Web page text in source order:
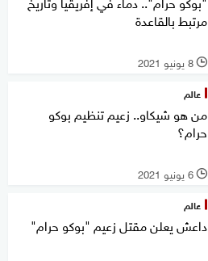
مرتبط بالقاعدة
l 8 يونيو 2021
عالم
من هو شيكاو.. زعيم تنظيم بوكو
حرام؟
l 6 يونيو 2021
عالم
داعش يعلن مقتل زعيم "بوكو حرام"